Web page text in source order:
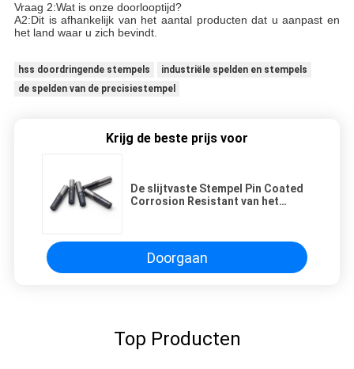
Vraag 2:Wat is onze doorlooptijd?
A2:Dit is afhankelijk van het aantal producten dat u aanpast en
het land waar u zich bevindt.
hss doordringende stempels
industriële spelden en stempels
de spelden van de precisiestempel
Krijg de beste prijs voor
De slijtvaste Stempel Pin Coated
Corrosion Resistant van het
Doorgaan
Top Producten